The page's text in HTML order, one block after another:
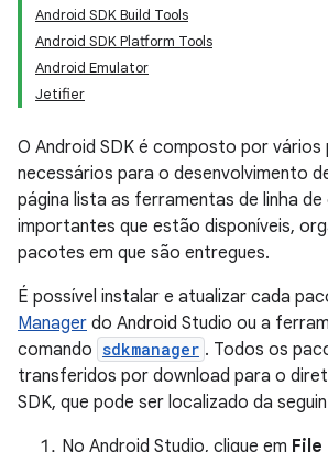
Android SDK Build Tools
Android SDK Platform Tools
Android Emulator
Jetifier
O Android SDK é composto por
necessários para o desenvolvimento
página lista as ferramentas de linha de
importantes que estão disponíveis,
pacotes em que são entregues.
É possível instalar e atualizar cada
Manager do Android Studio ou a
comando sdkmanager . Todos os
transferidos por download para o
SDK, que pode ser localizado da
No Android Studio, clique em File